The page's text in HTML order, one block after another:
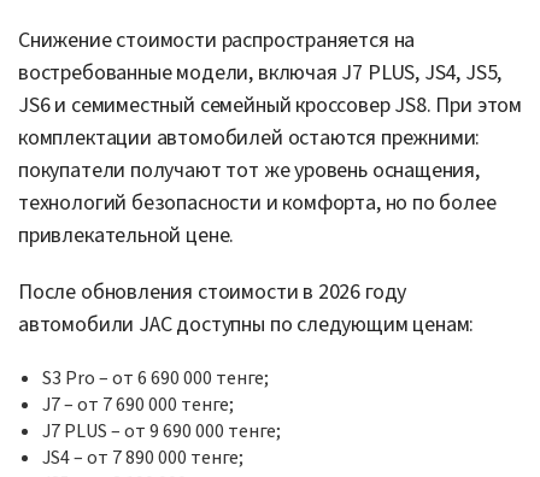
Снижение стоимости распространяется на
востребованные модели, включая J7 PLUS, JS4, JS5,
JS6 и семиместный семейный кроссовер JS8. При этом
комплектации автомобилей остаются прежними:
покупатели получают тот же уровень оснащения,
технологий безопасности и комфорта, но по более
привлекательной цене.
После обновления стоимости в 2026 году
автомобили JAC доступны по следующим ценам:
S3 Pro – от 6 690 000 тенге;
J7 – от 7 690 000 тенге;
J7 PLUS – от 9 690 000 тенге;
JS4 – от 7 890 000 тенге;